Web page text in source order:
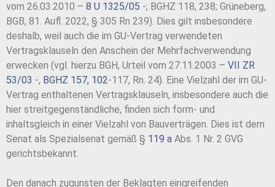
vom 26.03.2010 – 8 U 1325/05 -; BGHZ 118, 238; Grüneberg,
BGB, 81. Aufl. 2022, § 305 Rn 239). Dies gilt insbesondere
deshalb, weil auch die im GU-Vertrag verwendeten
Vertragsklauseln den Anschein der Mehrfachverwendung
erwecken (vgl. hierzu BGH, Urteil vom 27.11.2003 – VII ZR
53/03 -, BGHZ 157, 102-117, Rn. 24). Eine Vielzahl der im GU-
Vertrag enthaltenen Vertragsklauseln, insbesondere auch die
hier streitgegenständliche, finden sich form- und
inhaltsgleich in einer Vielzahl von Bauverträgen. Dies ist dem
Senat als Spezialsenat gemäß § 119 a Abs. 1 Nr. 2 GVG
gerichtsbekannt.
Den danach zugunsten der Beklagten eingreifenden